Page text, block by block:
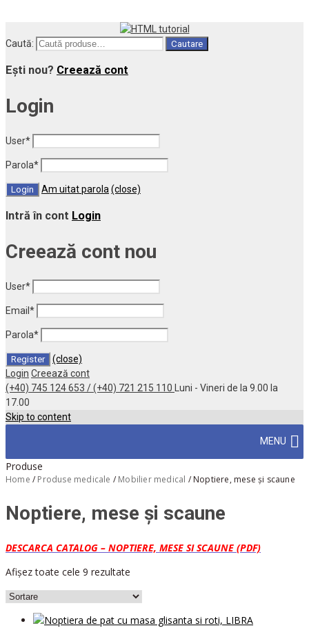
Caută: Cautare
Ești nou? Creează cont
Login
User*
Parola*
Am uitat parola (close)
Intră în cont Login
Creează cont nou
User*
Email *
Parola*
(close)
Login Creează cont
(+40) 745 124 653 / (+40) 721 215 110
Luni - Vineri de la 9.00 la
17.00
Skip to content
MENU
Produse
Home / Produse medicale / Mobilier medical / Noptiere, mese și scaune
Noptiere, mese și scaune
DESCARCA CATALOG – NOPTIERE, MESE SI SCAUNE (PDF)
Afișez toate cele 9 rezultate